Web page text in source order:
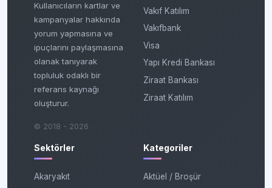
Kullanıcıların kartlar ve
kampanyalar hakkında
yorum yapmasına ve
ipuçlarını paylaşmasına
olanak tanıyarak
topluluk odaklı bir
referans kaynağı
oluşturur.
© 2018 - 2026
Vakıf Katılım
Vakıfbank
Visa
Yapı Kredi Bankası
Ziraat Bankası
Ziraat Katılım
Sektörler
Akaryakıt
Kategoriler
Aktüel / Broşür